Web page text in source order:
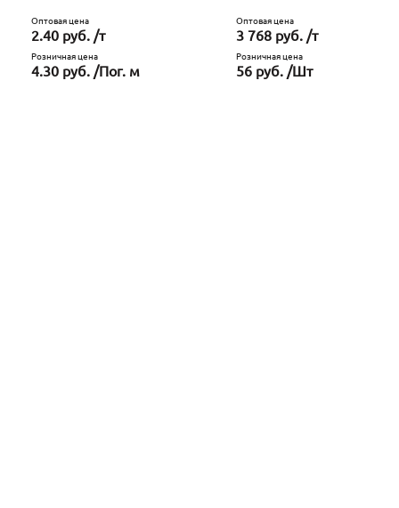
Оптовая цена
2.40 руб. /т
Розничная цена
4.30 руб. /Пог. м
Оптовая цена
3 768 руб. /т
Розничная цена
56 руб. /Шт